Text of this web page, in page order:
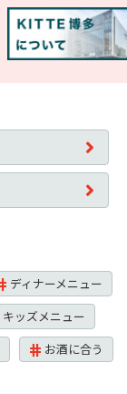
ディナーメニュー
キッズメニュー
お酒に合う